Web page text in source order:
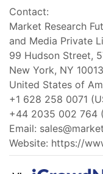
Contact:
Market Research
and Media Private
99 Hudson Street,
New York, NY 10013
United States of
+1 628 258 0071
+44 2035 002 764
Email:
Website: https://